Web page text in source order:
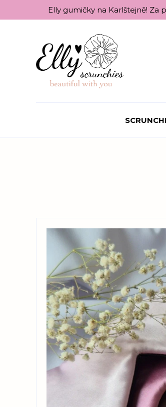
Elly gumičky na Karlštejně! Za